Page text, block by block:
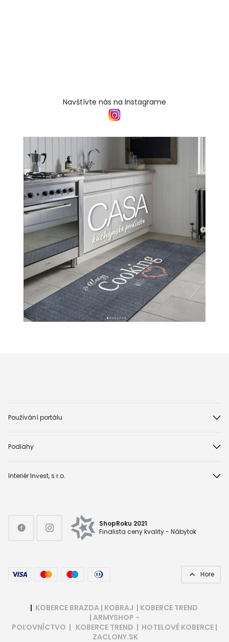
Navštívte nás na Instagrame
Používání portálu
Podlahy
Interiér Invest, s.r.o.
ShopRoku 2021
Finalista ceny kvality - Nábytok
Hore
| KOBERCE BRAZDA | KOBRAJ | KOBERCE TREND
| ARMYSHOP -
POĽOVNÍCTVO | KOBERCE TREND | HOTELOVÉ KOBERCE |
ZACLONY.SK